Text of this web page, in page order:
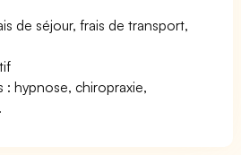
de séjour, frais de transport,
: hypnose, chiropraxie,